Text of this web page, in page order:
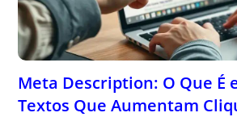
Meta Description: O Que É
Textos Que Aumentam